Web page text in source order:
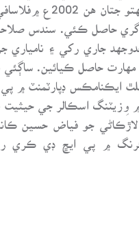
۾ يقين رکندڙ ماڻهن لاءِ جوت ۽ جلا بخشيندڙ آهي. عالم شاهه لاڙڪاڻي جي سرڪاري اسڪولن مان پڙهي ڪراچي
حاصل ڪئي. سندس
جاري رکي ۽ نامياري
جرمني ٻولي ۾ به مهارت حاصل ڪيائين.
ايڪنامڪس ڊپارٽمنٽ ۾ پي
۾ وِزيٽنگ اسڪالر جي حيثيت
جو فياض حسين
۾ پي ايڇ ڊي ڪري